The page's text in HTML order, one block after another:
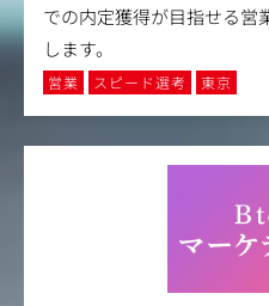
での内定獲得が目指せる営
します。
営業 スピード選考 東京